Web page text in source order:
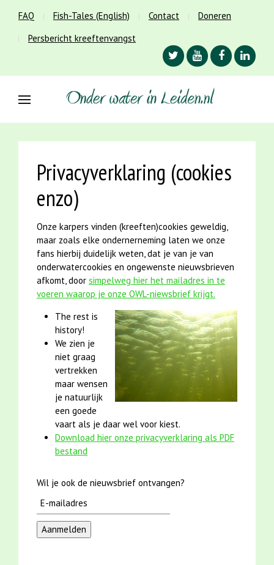
FAQ Fish-Tales (English) Contact
Doneren
Persbericht kreeftenvangst
Privacyverklaring (cookies
enzo)
Onze karpers vinden (kreeften)cookies geweldig,
maar zoals elke ondernerneming laten we onze
fans hierbij duidelijk weten, dat je van je van
onderwatercookies en ongewenste nieuwsbrieven
afkomt, door simpelweg hier het mailadres in te
voeren waarop je onze OWL-niewsbrief krijgt.
The rest is
history!
We zien je
niet graag
vertrekken
maar wensen
je natuurlijk
een goede
vaart als je daar wel voor kiest.
Download hier onze privacyverklaring als PDF
bestand
Wil je ook de nieuwsbrief ontvangen?